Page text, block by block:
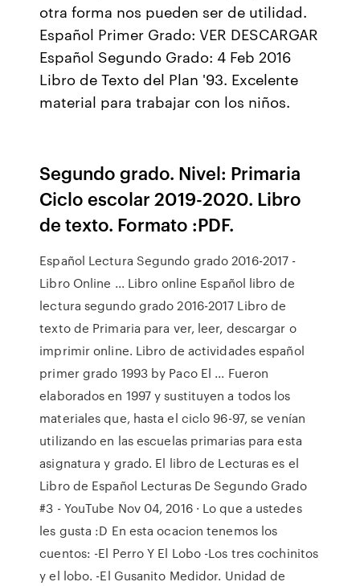
otra forma nos pueden ser de utilidad.
Español Primer Grado: VER DESCARGAR
Español Segundo Grado: 4 Feb 2016
Libro de Texto del Plan '93. Excelente
material para trabajar con los niños.
Segundo grado. Nivel: Primaria
Ciclo escolar 2019-2020. Libro
de texto. Formato :PDF.
Español Lectura Segundo grado 2016-2017 -
Libro Online ... Libro online Español libro de
lectura segundo grado 2016-2017 Libro de
texto de Primaria para ver, leer, descargar o
imprimir online. Libro de actividades español
primer grado 1993 by Paco El ... Fueron
elaborados en 1997 y sustituyen a todos los
materiales que, hasta el ciclo 96-97, se venían
utilizando en las escuelas primarias para esta
asignatura y grado. El libro de Lecturas es el
Libro de Español Lecturas De Segundo Grado
#3 - YouTube Nov 04, 2016 · Lo que a ustedes
les gusta :D En esta ocacion tenemos los
cuentos: -El Perro Y El Lobo -Los tres cochinitos
y el lobo. -El Gusanito Medidor. Unidad de